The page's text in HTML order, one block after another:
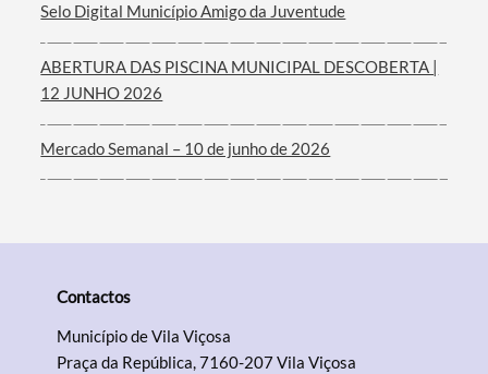
Filtros
Selo Digital Município Amigo da Juventude
ABERTURA DAS PISCINA MUNICIPAL DESCOBERTA |
12 JUNHO 2026
Mercado Semanal – 10 de junho de 2026
Contactos
Município de Vila Viçosa
Praça da República, 7160-207 Vila Viçosa